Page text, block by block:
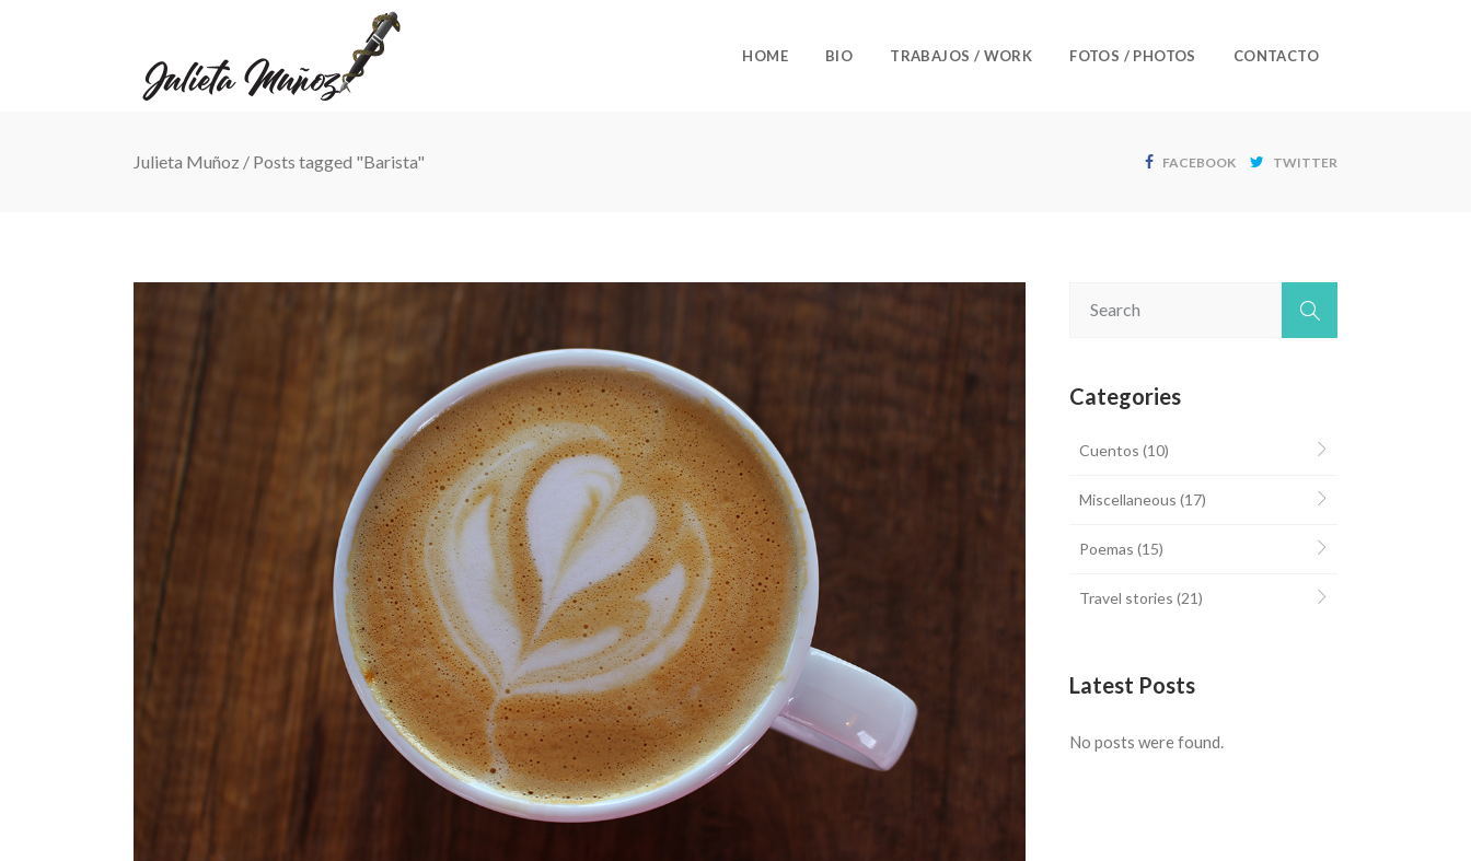
HOME BIO TRABAJOS / WORK FOTOS / PHOTOS CONTACTO
Julieta Muñoz / Posts tagged "Barista" FACEBOOK TWITTER
Categories
Cuentos (10)
Miscellaneous (17)
Poemas (15)
Travel stories (21)
Latest Posts
No posts were found.